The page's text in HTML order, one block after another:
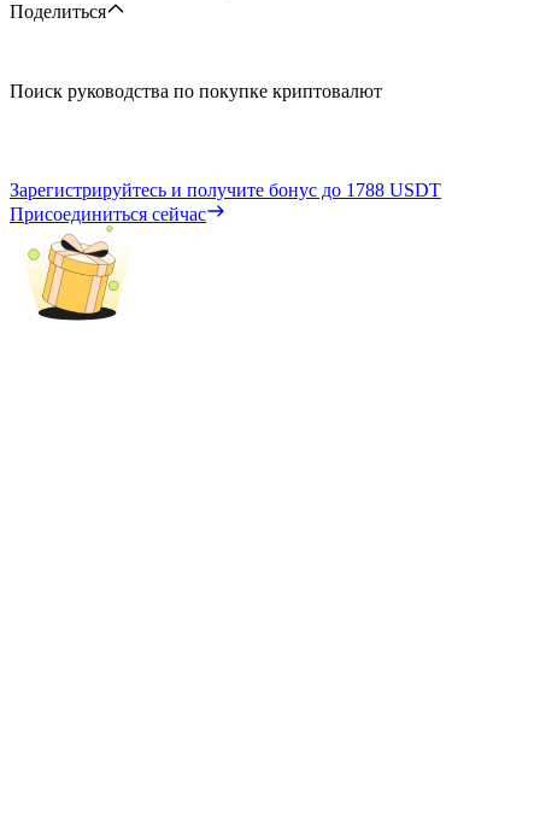
Поделиться
Поиск руководства по покупке криптовалют
Зарегистрируйтесь и получите бонус до 1788 USDT
Присоединиться сейчас